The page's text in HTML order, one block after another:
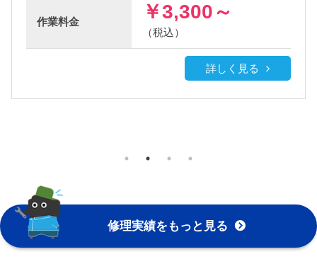
作業料金 ￥3,300～
（税込）
詳しく見る
修理実績をもっと見る